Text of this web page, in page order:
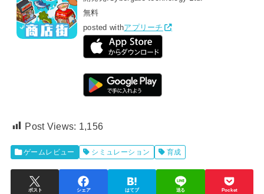
無料
posted withアプリーチ
Post Views: 1,156
ゲームレビュー シミュレーション 育成
ポスト シェア はてブ 送る Pocket